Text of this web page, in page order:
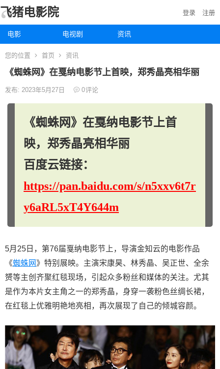
飞猪电影院
电影 电视剧 资讯
登录 注册
您的位置 首页 资讯
《蜘蛛网》在戛纳电影节上首映，郑秀晶亮相华丽
发布: 2023年5月27日 0评论
《蜘蛛网》在戛纳电影节上首
映，郑秀晶亮相华丽
百度云链接：
https://pan.baidu.com/s/n5xxv6t7r
y6aRL5xT4Y644m
5月25日，第76届戛纳电影节上，导演金知云的电影作品
《蜘蛛网 》特别展映。主演宋康昊、林秀晶、吴正世、全余
赟等主创齐聚红毯现场，引起众多粉丝和媒体的关注。尤其
是作为本片女主角之一的郑秀晶，身穿一袭粉色丝绸长裙，
在红毯上优雅明艳地亮相，再次展现了自己的倾城容颜。